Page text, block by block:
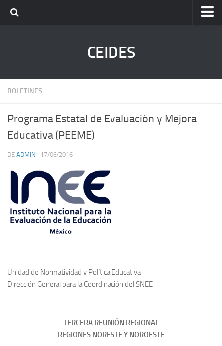
Departamentos
Noticias
Contacto
Registro de Aplicadores
CEIDES
BOLETINES
Programa Estatal de Evaluación y Mejora
Educativa (PEEME)
DE ADMIN · 17/06/2016
Unidad de Normatividad y Política Educativa
Dirección General para la Coordinación del SNEE
TERCERA REUNIÓN REGIONAL
REGIONES NORESTE Y NOROESTE